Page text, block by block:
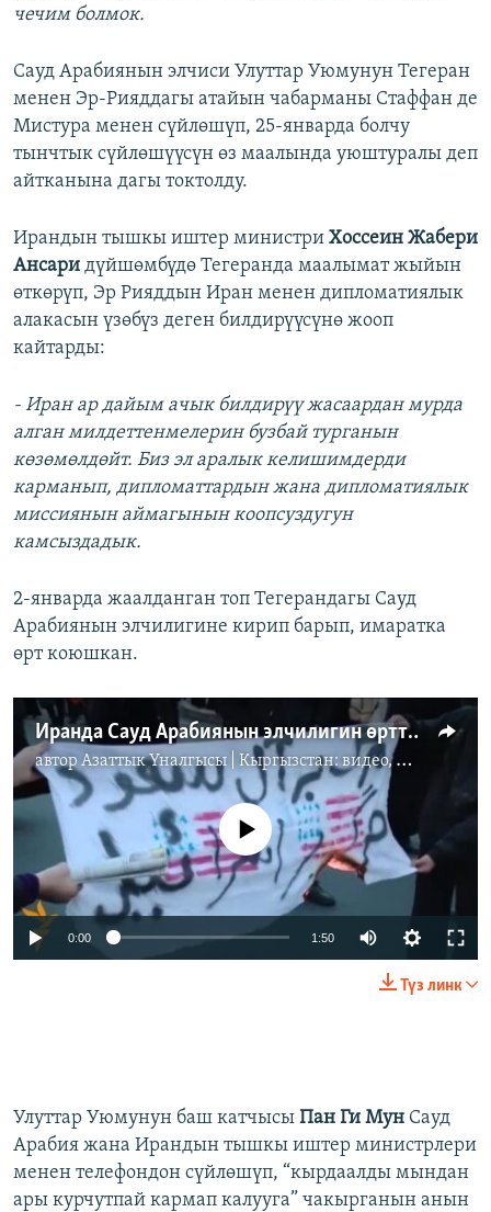
чечим болмок.
Сауд Арабиянын элчиси Улуттар Уюмунун Тегеран
менен Эр-Рияддагы атайын чабарманы Стаффан де
Мистура менен сүйлөшүп, 25-январда болчу
тынчтык сүйлөшүүсүн өз маалында уюштуралы деп
айтканына дагы токтолду.
Ирандын тышкы иштер министри Хоссеин Жабери
Ансари дүйшөмбүдө Тегеранда маалымат жыйын
өткөрүп, Эр Рияддын Иран менен дипломатиялык
алакасын үзөбүз деген билдирүүсүнө жооп
кайтарды:
- Иран ар дайым ачык билдирүү жасаардан мурда
алган милдеттенмелерин бузбай турганын
көзөмөлдөйт. Биз эл аралык келишимдерди
карманып, дипломаттардын жана дипломатиялык
миссиянын аймагынын коопсуздугун
камсыздадык.
2-январда жаалданган топ Тегерандагы Сауд
Арабиянын элчилигине кирип барып, имаратка
өрт коюшкан. ​
Иранда Сауд Арабиянын элчилигин өрттөштү
автор Азаттык Үналгысы | Кыргызстан: видео, фото, кабарлар
No media source currently available
0:00 1:50
Түз линк
Улуттар Уюмунун баш катчысы Пан Ги Мун Сауд
Арабия жана Ирандын тышкы иштер министрлери
менен телефондон сүйлөшүп, “кырдаалды мындан
ары курчутпай кармап калууга” чакырганын анын